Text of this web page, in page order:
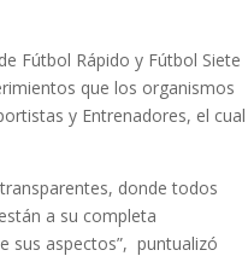
Fútbol Rápido y Fútbol Siete
que los organismos
y Entrenadores, el cual
donde todos
a su completa
sus aspectos”, puntualizó